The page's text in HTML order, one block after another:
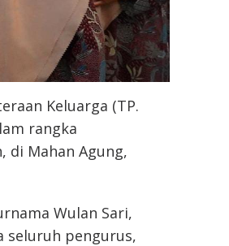
Keluarga (TP.
rangka
di Mahan Agung,
Wulan Sari,
seluruh pengurus,